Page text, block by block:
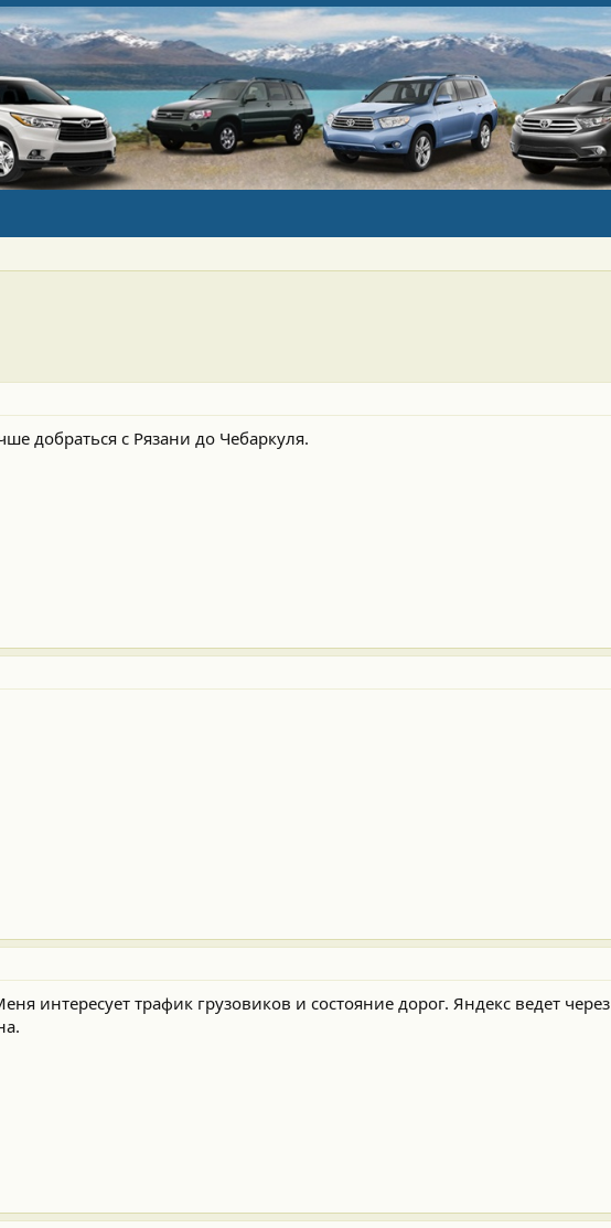
добраться с Рязани до Чебаркуля.
интересует трафик грузовиков и состояние дорог. Яндекс ведет через